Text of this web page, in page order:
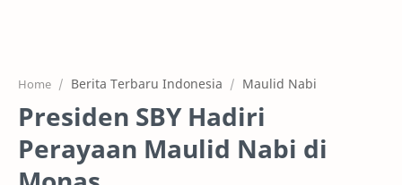
Features
Pricing
Home Berita Terbaru Indonesia Maulid Nabi
Presiden SBY Hadiri
Perayaan Maulid Nabi di